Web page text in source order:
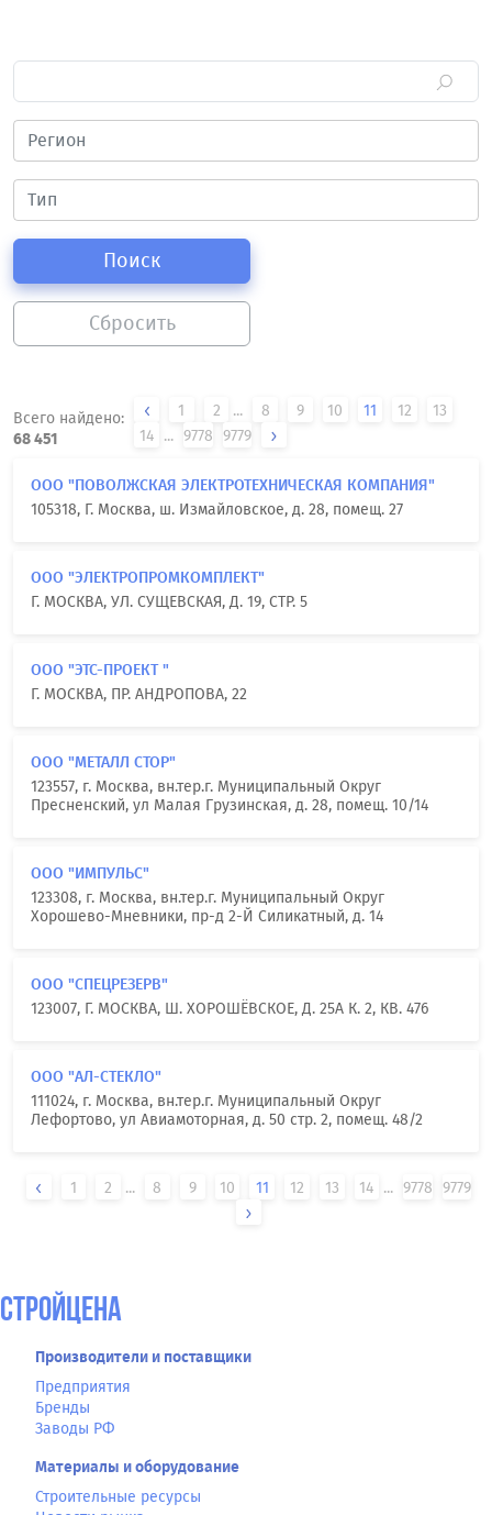
Поиск
Сбросить
Всего найдено:
68 451
1 2 ... 8 9 10 11 12
13
14 ... 9778 9779
ООО "ПОВОЛЖСКАЯ ЭЛЕКТРОТЕХНИЧЕСКАЯ КОМПАНИЯ"
105318, Г. Москва, ш. Измайловское, д. 28, помещ. 27
ООО "ЭЛЕКТРОПРОМКОМПЛЕКТ"
Г. МОСКВА, УЛ. СУЩЕВСКАЯ, Д. 19, СТР. 5
ООО "ЭТС-ПРОЕКТ "
Г. МОСКВА, ПР. АНДРОПОВА, 22
ООО "МЕТАЛЛ СТОР"
123557, г. Москва, вн.тер.г. Муниципальный Округ
Пресненский, ул Малая Грузинская, д. 28, помещ. 10/14
ООО "ИМПУЛЬС"
123308, г. Москва, вн.тер.г. Муниципальный Округ
Хорошево-Мневники, пр-д 2-Й Силикатный, д. 14
ООО "СПЕЦРЕЗЕРВ"
123007, Г. МОСКВА, Ш. ХОРОШЁВСКОЕ, Д. 25А К. 2, КВ. 476
ООО "АЛ-СТЕКЛО"
111024, г. Москва, вн.тер.г. Муниципальный Округ
Лефортово, ул Авиамоторная, д. 50 стр. 2, помещ. 48/2
1 2 ... 8 9 10 11 12 13 14 ... 9778 9779
СтройЦена
Производители и поставщики
Предприятия
Бренды
Заводы РФ
Материалы и оборудование
Строительные ресурсы